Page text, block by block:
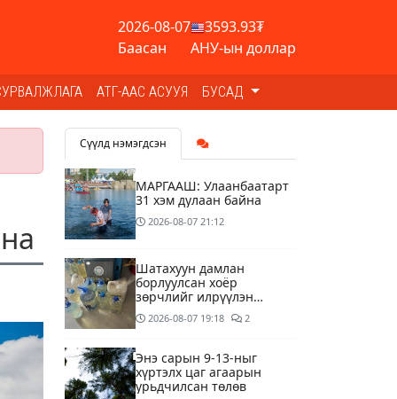
2026-08-07
Баасан
3593.93₮
АНУ-ын доллар
АТГ-ААС АСУУЯ БУСАД
Сүүлд нэмэгдсэн
МАРГААШ: Улаанбаатарт
31 хэм дулаан байна
2026-08-07 21:12
Шатахуун дамлан
борлуулсан хоёр
зөрчлийг илрүүлэн
шалгаж байна
2026-08-07 19:18 2
Энэ сарын 9-13-ныг
хүртэлх цаг агаарын
урьдчилсан төлөв